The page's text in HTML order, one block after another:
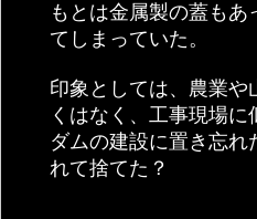
もとは金属製の蓋も
てしまっていた。
印象としては、農業や
くはなく、工事現場に
ダムの建設に置き忘
れて捨てた？